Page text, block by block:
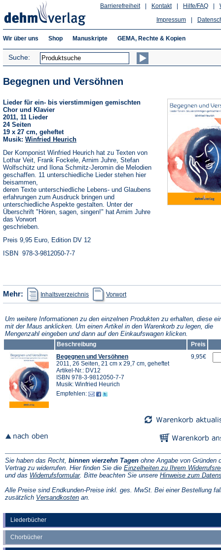
Hilfe/FAQ
Kontakt
Barrierefreiheit
Impressum
Wir über uns Shop Manuskripte GEMA, Rechte & Kopien
Suche:
Liederbücher
Chorbücher
Begegnen und Versöhnen
Lieder für ein- bis vierstimmigen gemischten
Chor und Klavier
2011, 11 Lieder
24 Seiten
19 x 27 cm, geheftet
Musik: Winfried Heurich
Der Komponist Winfried Heurich hat zu Texten von
Lothar Veit, Frank Fockele, Arnim Juhre, Stefan
Wolfschütz und Ilona Schmitz-Jeromin die Melodien
geschaffen. 11 unterschiedliche Lieder stehen hier
beisammen,
deren Texte unterschiedliche Lebens- und Glaubens
erfahrungen zum Ausdruck bringen und
unterschiedliche Aspekte gestalten. Unter der
Überschrift "Hören, sagen, singen!" hat Arnim Juhre
das Vorwort
geschrieben.
Preis 9,95 Euro, Edition DV 12
ISBN 978-3-9812050-7-7
Mehr: Inhaltsverzeichnis
(Öffnet
in
einem
Tab)
Vorwortin
einem
Tab)
Um weitere Informationen zu den einzelnen Produkten zu erhalten, diese
mit der Maus anklicken. Um einen Artikel in den Warenkorb zu legen, die
Mengenzahl eingeben und dann auf den Einkaufswagen klicken.
Beschreibung
Preis
Begegnen und Versöhnen
2011, 26 Seiten, 21 cm x 29,7 cm, geheftet
Artikel-Nr.: DV12
ISBN 978-3-9812050-7-7
Musik: Winfried Heurich
Empfehlen:
9,95€
Sie haben das Recht, binnen vierzehn Tagen ohne Angabe von Gründen
Vertrag zu widerrufen. Hier finden Sie die Einzelheiten zu Ihrem
und das Widerrufsformular(Öffnet
einem
neuen
. Bitte beachten Sie unsere Hinweise zum
Alle Preise sind Endkunden-Preise inkl. ges. MwSt. Bei einer Bestellung
zusätzlich Versandkosten(Öffnet
an.